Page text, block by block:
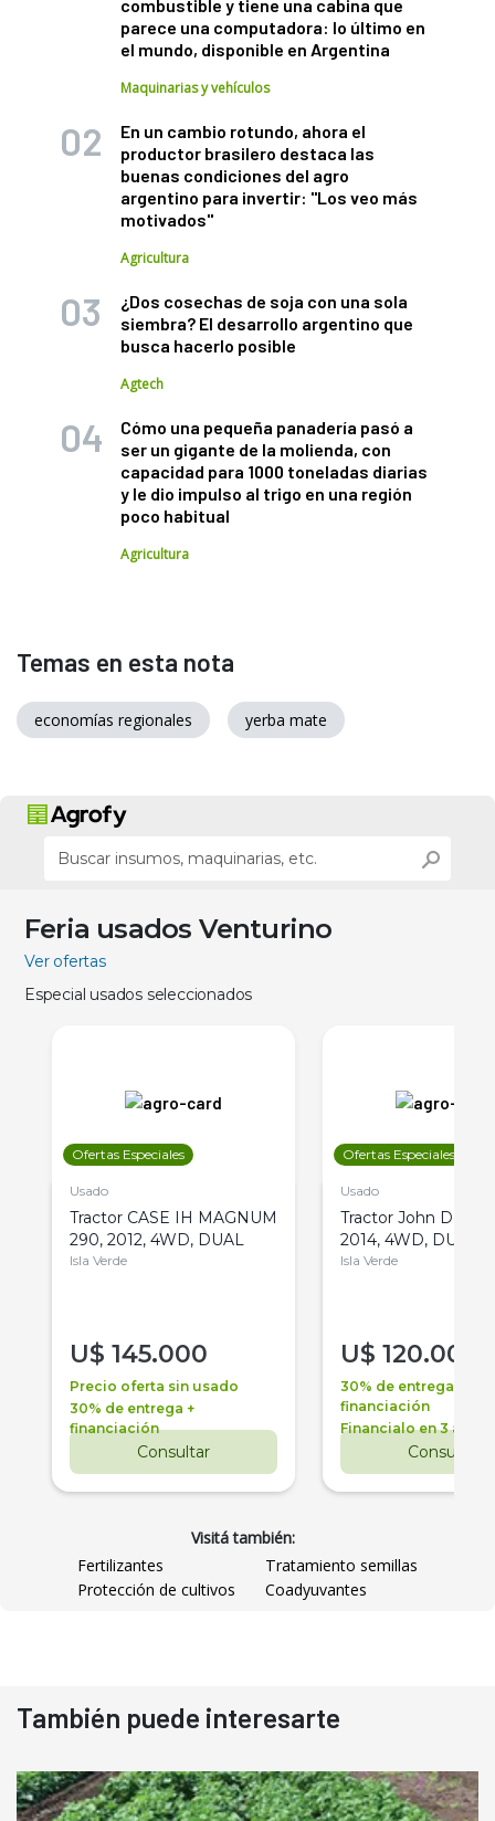
combustible y tiene una cabina que
parece una computadora: lo último en
el mundo, disponible en Argentina
Maquinarias y vehículos
En un cambio rotundo, ahora el
productor brasilero destaca las
buenas condiciones del agro
argentino para invertir: "Los veo más
motivados"
Agricultura
¿Dos cosechas de soja con una sola
siembra? El desarrollo argentino que
busca hacerlo posible
Agtech
Cómo una pequeña panadería pasó a
ser un gigante de la molienda, con
capacidad para 1000 toneladas diarias
y le dio impulso al trigo en una región
poco habitual
Agricultura
Temas en esta nota
economías regionales yerba mate
Feria usados Venturino
Ver ofertas
Especial usados seleccionados
Ofertas Especiales
Usado
Tractor CASE IH MAGNUM
290, 2012, 4WD, DUAL
Isla Verde
U$ 145.000
Precio oferta sin usado
30% de entrega +
financiación
Consultar
Ofertas Especiales
Usado
Tractor John Deere
2014, 4WD, DUAL
Isla Verde
U$ 120.000
30% de entrega +
financiación
Financialo en 3 años
Consultar
Visitá también:
Fertilizantes
Tratamiento semillas
Protección de cultivos
Coadyuvantes
También puede interesarte